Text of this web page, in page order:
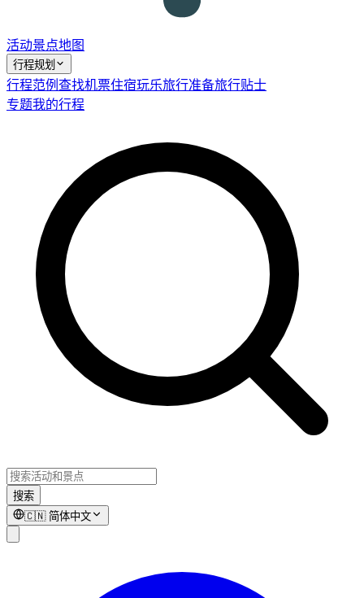
活动景点地图
行程规划
行程范例 查找机票住宿玩乐旅行准备旅行贴士
专题我的行程
搜索
🇨🇳 简体中文